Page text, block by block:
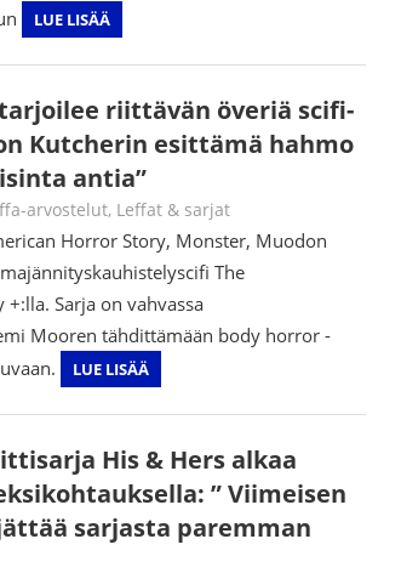
LUE LISÄÄ
riittävän överiä scifi-
Kutcherin esittämä hahmo
antia”
arvostelut, Leffat & sarjat
Horror Story, Monster, Muodon
The
Sarja on vahvassa
Mooren tähdittämään body horror -
LUE LISÄÄ
His & Hers alkaa
” Viimeisen
sarjasta paremman